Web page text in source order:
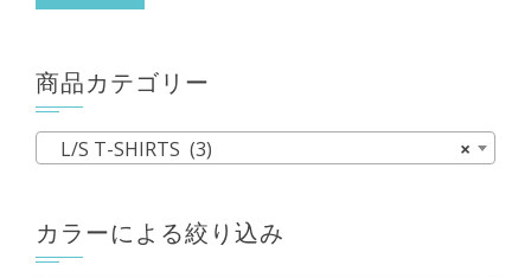
す。
オ
プ
シ
ン
は
象:
商品カテゴリー
×
L/S T-SHIRTS (3)
カラーによる絞り込み